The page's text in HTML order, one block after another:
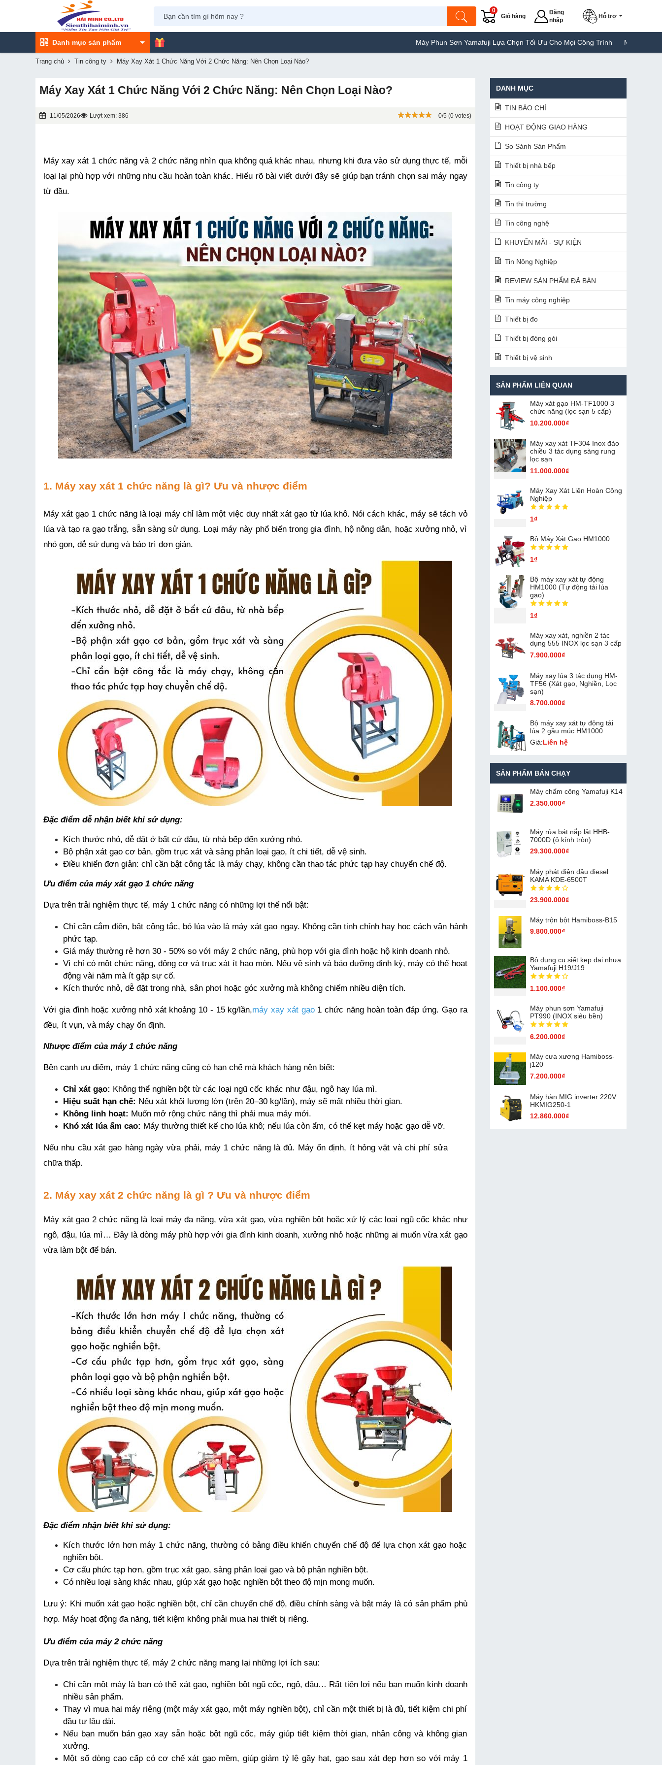
Giỏ hàng
0
Đăng
nhập
Hỗ trợ
Danh mục sản phẩm Máy Phun Sơn Yamafuji Lựa Chọn Tối Ưu Cho Mọi Công Trình Máy Hàn Túi Yamafuji
Trang chủ Tin công ty Máy Xay Xát 1 Chức Năng Với 2 Chức Năng: Nên Chọn Loại Nào?
Máy Xay Xát 1 Chức Năng Với 2 Chức Năng: Nên Chọn Loại Nào?
11/05/2026 Lượt xem: 386 0/5 (0 votes)
Máy xay xát 1 chức năng và 2 chức năng nhìn qua không quá khác nhau, nhưng khi đưa vào sử dụng thực tế, mỗi
loại lại phù hợp với những nhu cầu hoàn toàn khác. Hiểu rõ bài viết dưới đây sẽ giúp bạn tránh chọn sai máy ngay
từ đầu.
1. Máy xay xát 1 chức năng là gì? Ưu và nhược điểm
Máy xát gạo 1 chức năng là loại máy chỉ làm một việc duy nhất xát gạo từ lúa khô. Nói cách khác, máy sẽ tách vỏ
lúa và tạo ra gạo trắng, sẵn sàng sử dụng. Loại máy này phổ biến trong gia đình, hộ nông dân, hoặc xưởng nhỏ, vì
nhỏ gọn, dễ sử dụng và bảo trì đơn giản.
Đặc điểm dễ nhận biết khi sử dụng:
Kích thước nhỏ, dễ đặt ở bất cứ đâu, từ nhà bếp đến xưởng nhỏ.
Bộ phận xát gạo cơ bản, gồm trục xát và sàng phân loại gạo, ít chi tiết, dễ vệ sinh.
Điều khiển đơn giản: chỉ cần bật công tắc là máy chạy, không cần thao tác phức tạp hay chuyển chế độ.
Ưu điểm của máy xát gạo 1 chức năng
Dựa trên trải nghiệm thực tế, máy 1 chức năng có những lợi thế nổi bật:
Chỉ cần cắm điện, bật công tắc, bỏ lúa vào là máy xát gạo ngay. Không cần tinh chỉnh hay học cách vận hành
phức tạp.
Giá máy thường rẻ hơn 30 - 50% so với máy 2 chức năng, phù hợp với gia đình hoặc hộ kinh doanh nhỏ.
Vì chỉ có một chức năng, động cơ và trục xát ít hao mòn. Nếu vệ sinh và bảo dưỡng định kỳ, máy có thể hoạt
động vài năm mà ít gặp sự cố.
Kích thước nhỏ, dễ đặt trong nhà, sân phơi hoặc góc xưởng mà không chiếm nhiều diện tích.
Với gia đình hoặc xưởng nhỏ xát khoảng 10 - 15 kg/lần,máy xay xát gạo 1 chức năng hoàn toàn đáp ứng. Gạo ra
đều, ít vụn, và máy chạy ổn định.
Nhược điểm của máy 1 chức năng
Bên cạnh ưu điểm, máy 1 chức năng cũng có hạn chế mà khách hàng nên biết:
Chỉ xát gạo: Không thể nghiền bột từ các loại ngũ cốc khác như đậu, ngô hay lúa mì.
Hiệu suất hạn chế: Nếu xát khối lượng lớn (trên 20–30 kg/lần), máy sẽ mất nhiều thời gian.
Không linh hoạt: Muốn mở rộng chức năng thì phải mua máy mới.
Khó xát lúa ẩm cao: Máy thường thiết kế cho lúa khô; nếu lúa còn ẩm, có thể kẹt máy hoặc gạo dễ vỡ.
Nếu nhu cầu xát gạo hàng ngày vừa phải, máy 1 chức năng là đủ. Máy ổn định, ít hỏng vặt và chi phí sửa
chữa thấp.
2. Máy xay xát 2 chức năng là gì ? Ưu và nhược điểm
Máy xát gạo 2 chức năng là loại máy đa năng, vừa xát gạo, vừa nghiền bột hoặc xử lý các loại ngũ cốc khác như
ngô, đậu, lúa mì… Đây là dòng máy phù hợp với gia đình kinh doanh, xưởng nhỏ hoặc những ai muốn vừa xát gạo
vừa làm bột để bán.
Đặc điểm nhận biết khi sử dụng:
Kích thước lớn hơn máy 1 chức năng, thường có bảng điều khiển chuyển chế độ để lựa chọn xát gạo hoặc
nghiền bột.
Cơ cấu phức tạp hơn, gồm trục xát gạo, sàng phân loại gạo và bộ phận nghiền bột.
Có nhiều loại sàng khác nhau, giúp xát gạo hoặc nghiền bột theo độ mịn mong muốn.
Lưu ý: Khi muốn xát gạo hoặc nghiền bột, chỉ cần chuyển chế độ, điều chỉnh sàng và bật máy là có sản phẩm phù
hợp. Máy hoạt động đa năng, tiết kiệm không phải mua hai thiết bị riêng.
Ưu điểm của máy 2 chức năng
Dựa trên trải nghiệm thực tế, máy 2 chức năng mang lại những lợi ích sau:
Chỉ cần một máy là bạn có thể xát gạo, nghiền bột ngũ cốc, ngô, đậu… Rất tiện lợi nếu bạn muốn kinh doanh
nhiều sản phẩm.
Thay vì mua hai máy riêng (một máy xát gạo, một máy nghiền bột), chỉ cần một thiết bị là đủ, tiết kiệm chi phí
đầu tư lâu dài.
Nếu bạn muốn bán gạo xay sẵn hoặc bột ngũ cốc, máy giúp tiết kiệm thời gian, nhân công và không gian
xưởng.
Một số dòng cao cấp có cơ chế xát gạo mềm, giúp giảm tỷ lệ gãy hạt, gạo sau xát đẹp hơn so với máy 1
DANH MỤC
TIN BÁO CHÍ
HOẠT ĐỘNG GIAO HÀNG
So Sánh Sản Phẩm
Thiết bị nhà bếp
Tin công ty
Tin thị trường
Tin công nghệ
KHUYẾN MÃI - SỰ KIỆN
Tin Nông Nghiệp
REVIEW SẢN PHẨM ĐÃ BÁN
Tin máy công nghiệp
Thiết bị đo
Thiết bị đóng gói
Thiết bị vệ sinh
SẢN PHẨM LIÊN QUAN
Máy xát gạo HM-TF1000 3
chức năng (lọc sạn 5 cấp)
10.200.000₫
Máy xay xát TF304 Inox đảo
chiều 3 tác dụng sàng rung
lọc sạn
11.000.000₫
Máy Xay Xát Liên Hoàn Công
Nghiệp
1₫
Bộ Máy Xát Gạo HM1000
1₫
Bộ máy xay xát tự động
HM1000 (Tự động tải lúa
gạo)
1₫
Máy xay xát, nghiền 2 tác
dụng 555 INOX lọc sạn 3 cấp
7.900.000₫
Máy xay lúa 3 tác dụng HM-
TF56 (Xát gạo, Nghiền, Lọc
sạn)
8.700.000₫
Bộ máy xay xát tự động tải
lúa 2 gầu múc HM1000
Giá:Liên hệ
SẢN PHẨM BÁN CHẠY
Máy chấm cô​ng Yamafuji K14
2.350.000₫
Máy rửa bát nắp lật HHB-
7000D (ô kính tròn)
29.300.000₫
Máy phát điện dầu diesel
KAMA KDE-6500T
23.900.000₫
Máy trộn bột Hamiboss-B15
9.800.000₫
Bộ dụng cụ siết kẹp đai nhựa
Yamafuji H19/J19
1.100.000₫
Máy phun sơn Yamafuji
PT990 (INOX siêu bền)
6.200.000₫
Máy cưa xương Hamiboss-
j120
7.200.000₫
Máy hàn MIG inverter 220V
HKMIG250-1
12.860.000₫